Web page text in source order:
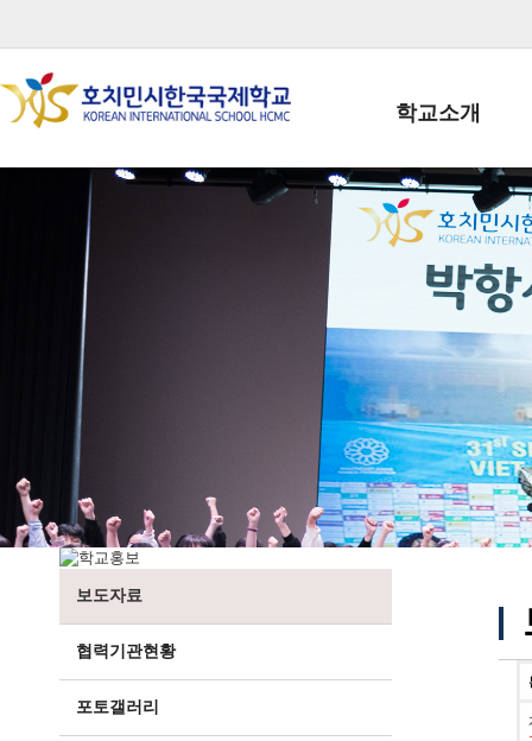
학교소개
학교장인사말
학생회장인사말
학교상징
학교 CI
교직원현황
학생현황
위치/전화
전경사진
보도자료
협력기관현황
포토갤러리